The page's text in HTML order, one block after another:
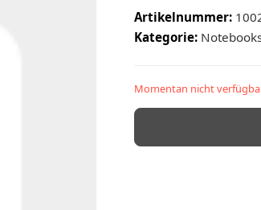
Artikelnummer:
Kategorie:
Momentan nicht